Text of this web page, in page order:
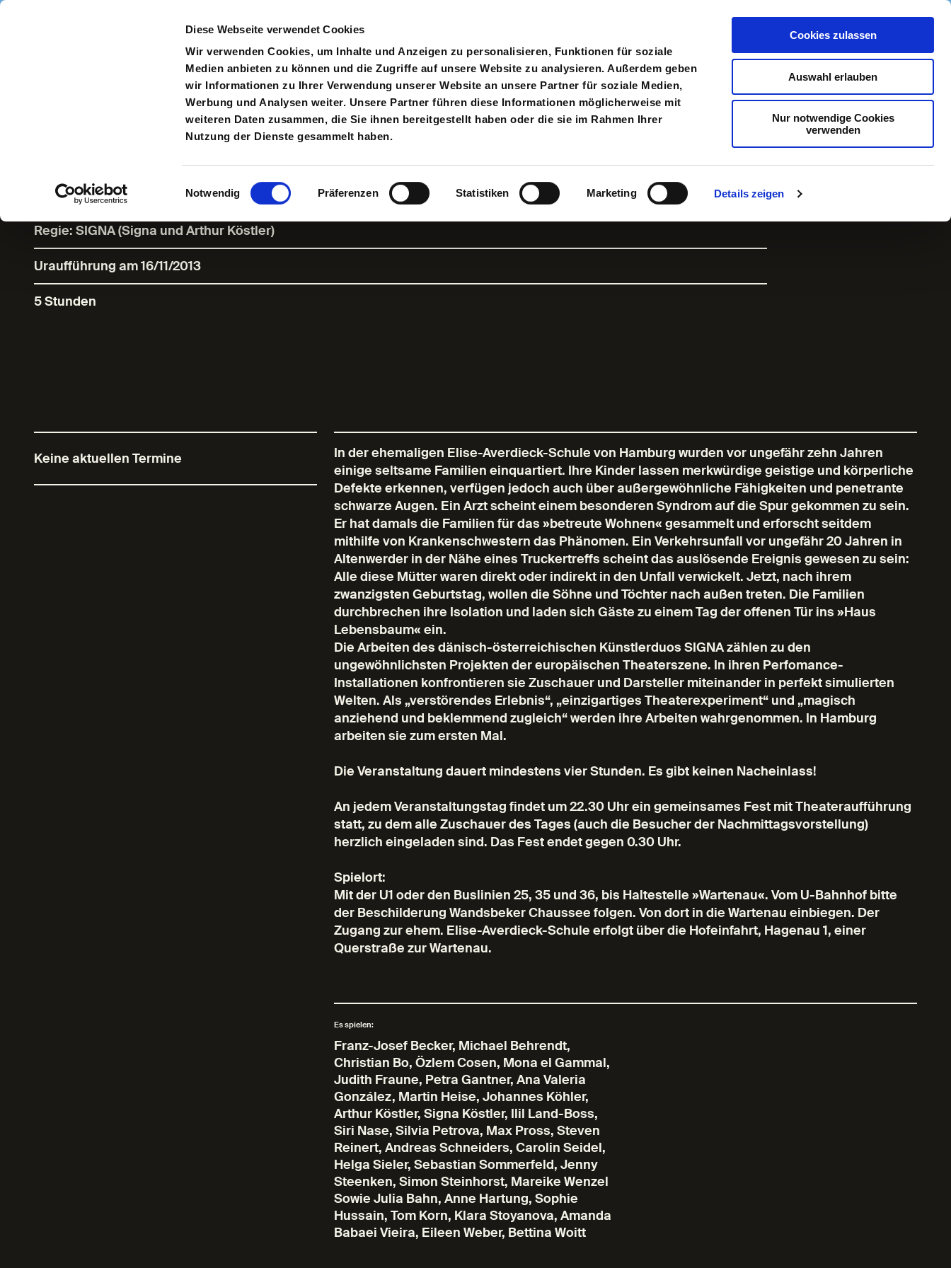
Diese Webseite verwendet Cookies
Wir verwenden Cookies, um Inhalte und Anzeigen zu personalisieren, Funktionen für soziale
Medien anbieten zu können und die Zugriffe auf unsere Website zu analysieren. Außerdem geben
wir Informationen zu Ihrer Verwendung unserer Website an unsere Partner für soziale Medien,
Werbung und Analysen weiter. Unsere Partner führen diese Informationen möglicherweise mit
weiteren Daten zusammen, die Sie ihnen bereitgestellt haben oder die sie im Rahmen Ihrer
Nutzung der Dienste gesammelt haben.
Einwilligungsauswahl
Notwendig Präferenzen Statistiken Marketing Details zeigen
Cookies zulassen
Auswahl erlauben
Nur notwendige Cookies
verwenden
Direkt zum Inhalt
Spielplan Toggle search input Suche Anmelden Anmeldung
Schwarze Augen, Maria
Regie: SIGNA (Signa und Arthur Köstler)
Uraufführung am 16/11/2013
5 Stunden
Keine aktuellen Termine
In der ehemaligen Elise-Averdieck-Schule von Hamburg wurden vor ungefähr zehn Jahren
einige seltsame Familien einquartiert. Ihre Kinder lassen merkwürdige geistige und körperliche
Defekte erkennen, verfügen jedoch auch über außergewöhnliche Fähigkeiten und penetrante
schwarze Augen. Ein Arzt scheint einem besonderen Syndrom auf die Spur gekommen zu sein.
Er hat damals die Familien für das »betreute Wohnen« gesammelt und erforscht seitdem
mithilfe von Krankenschwestern das Phänomen. Ein Verkehrsunfall vor ungefähr 20 Jahren in
Altenwerder in der Nähe eines Truckertreffs scheint das auslösende Ereignis gewesen zu sein:
Alle diese Mütter waren direkt oder indirekt in den Unfall verwickelt. Jetzt, nach ihrem
zwanzigsten Geburtstag, wollen die Söhne und Töchter nach außen treten. Die Familien
durchbrechen ihre Isolation und laden sich Gäste zu einem Tag der offenen Tür ins »Haus
Lebensbaum« ein.
Die Arbeiten des dänisch-österreichischen Künstlerduos SIGNA zählen zu den
ungewöhnlichsten Projekten der europäischen Theaterszene. In ihren Perfomance-
Installationen konfrontieren sie Zuschauer und Darsteller miteinander in perfekt simulierten
Welten. Als „verstörendes Erlebnis“, „einzigartiges Theaterexperiment“ und „magisch
anziehend und beklemmend zugleich“ werden ihre Arbeiten wahrgenommen. In Hamburg
arbeiten sie zum ersten Mal.
Die Veranstaltung dauert mindestens vier Stunden. Es gibt keinen Nacheinlass!
An jedem Veranstaltungstag findet um 22.30 Uhr ein gemeinsames Fest mit Theateraufführung
statt, zu dem alle Zuschauer des Tages (auch die Besucher der Nachmittagsvorstellung)
herzlich eingeladen sind. Das Fest endet gegen 0.30 Uhr.
Spielort:
Mit der U1 oder den Buslinien 25, 35 und 36, bis Haltestelle »Wartenau«. Vom U-Bahnhof bitte
der Beschilderung Wandsbeker Chaussee folgen. Von dort in die Wartenau einbiegen. Der
Zugang zur ehem. Elise-Averdieck-Schule erfolgt über die Hofeinfahrt, Hagenau 1, einer
Querstraße zur Wartenau.
Es spielen:
Franz-Josef Becker, Michael Behrendt,
Christian Bo, Özlem Cosen, Mona el Gammal,
Judith Fraune, Petra Gantner, Ana Valeria
González, Martin Heise, Johannes Köhler,
Arthur Köstler, Signa Köstler, Ilil Land-Boss,
Siri Nase, Silvia Petrova, Max Pross, Steven
Reinert, Andreas Schneiders, Carolin Seidel,
Helga Sieler, Sebastian Sommerfeld, Jenny
Steenken, Simon Steinhorst, Mareike Wenzel
Sowie Julia Bahn, Anne Hartung, Sophie
Hussain, Tom Korn, Klara Stoyanova, Amanda
Babaei Vieira, Eileen Weber, Bettina Woitt